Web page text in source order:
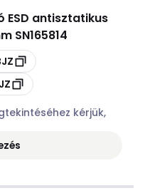
antisztatikus
SN165814
kérjük,